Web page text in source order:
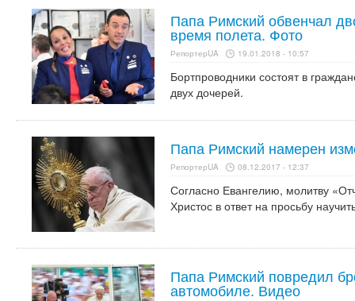
Папа Римский обвенчал
время полета. Фото
РепортерUA 19.01.2018 - 10:57
Бортпроводники состоят в
двух дочерей.
Папа Римский намерен
РепортерUA 08.12.2017 - 12:37
Согласно Евангелию, молитву
Христос в ответ на просьбу
Папа Римский повредил
автомобиле. Видео